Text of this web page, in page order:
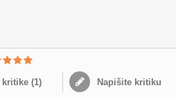
kritike (1) Napišite kritiku